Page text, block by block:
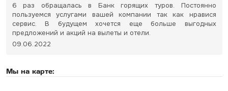
6 раз обращалась в Банк горящих туров. Постоянно
пользуемся услугами вашей компании так как нравися
сервис. В будущем хочется еще больше выгодных
предложений и акций на вылеты и отели.
09.06.2022
Мы на карте: